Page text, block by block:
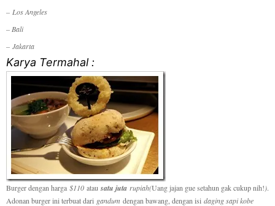
– Los Angeles
– Bali
– Jakarta
Karya Termahal :
Burger dengan harga $110 atau satu juta rupiah(Uang jajan gue setahun gak cukup nih!).
Adonan burger ini terbuat dari gandum dengan bawang, dengan isi daging sapi kobe